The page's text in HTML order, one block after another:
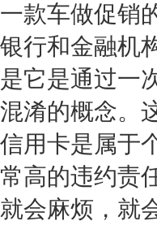
一款车做促销
银行和金融机
是它是通过一
混淆的概念。
信用卡是属于
常高的违约责
就会麻烦，就